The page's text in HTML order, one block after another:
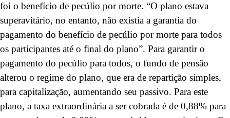
foi o benefício de pecúlio por morte. “O plano estava
superavitário, no entanto, não existia a garantia do
pagamento do benefício de pecúlio por morte para todos
os participantes até o final do plano”. Para garantir o
pagamento do pecúlio para todos, o fundo de pensão
alterou o regime do plano, que era de repartição simples,
para capitalização, aumentando seu passivo. Para este
plano, a taxa extraordinária a ser cobrada é de 0,88% para